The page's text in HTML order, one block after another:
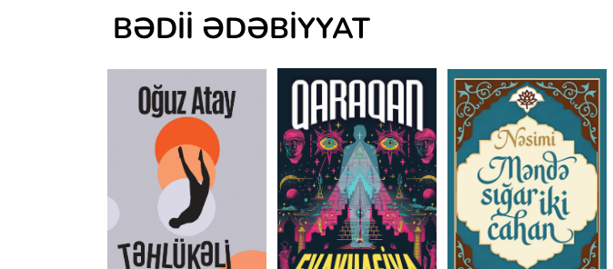
BƏDII ƏDƏBIYYAT